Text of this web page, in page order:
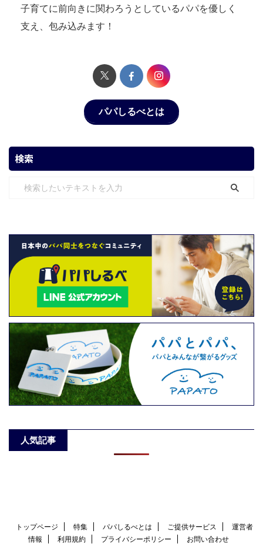
子育てに前向きに関わろうとしているパパを優しく
支え、包み込みます！
パパしるべとは
検索
人気記事
トップページ 特集 パパしるべとは ご提供サービス
運営者
情報
利用規約 プライバシーポリシー お問い合わせ